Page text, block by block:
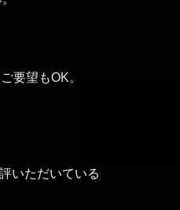
要望もOK。
いただいている